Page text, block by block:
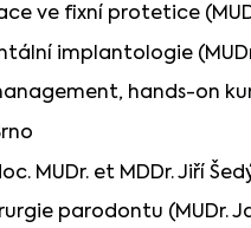
ve fixní protetice
implantologie
hands-on
MUDr. et MDDr. Jiří
parodontu (MUDr.